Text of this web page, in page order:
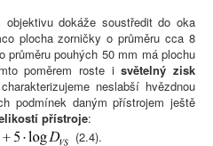
dokáže soustředit do oka
plocha zorničky o průměru cca 8
průměru pouhých 50 mm má plochu
poměrem roste isvětelný zisk
neslabší hvězdnou
podmínek daným přístrojem ještě
přístroje:
(2.4).